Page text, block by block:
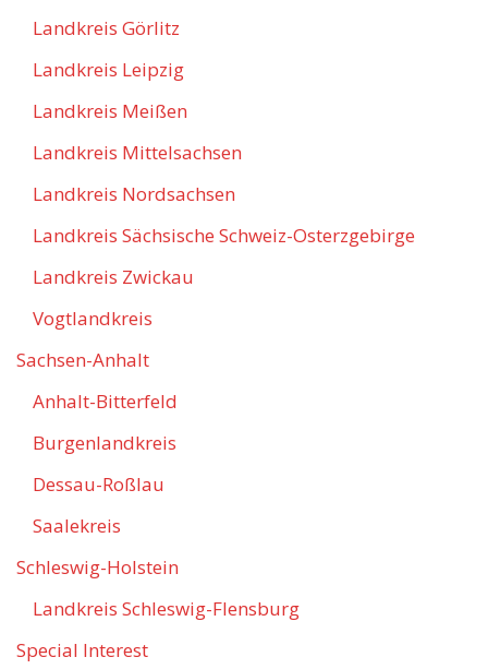
Landkreis Görlitz
Landkreis Leipzig
Landkreis Meißen
Landkreis Mittelsachsen
Landkreis Nordsachsen
Landkreis Sächsische Schweiz-Osterzgebirge
Landkreis Zwickau
Vogtlandkreis
Sachsen-Anhalt
Anhalt-Bitterfeld
Burgenlandkreis
Dessau-Roßlau
Saalekreis
Schleswig-Holstein
Landkreis Schleswig-Flensburg
Special Interest